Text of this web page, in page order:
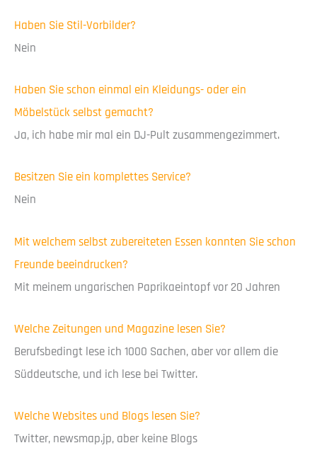
Haben Sie Stil-Vorbilder?
Nein
Haben Sie schon einmal ein Kleidungs- oder ein
Möbelstück selbst gemacht?
Ja, ich habe mir mal ein DJ-Pult zusammengezimmert.
Besitzen Sie ein komplettes Service?
Nein
Mit welchem selbst zubereiteten Essen konnten Sie schon
Freunde beeindrucken?
Mit meinem ungarischen Paprikaeintopf vor 20 Jahren
Welche Zeitungen und Magazine lesen Sie?
Berufsbedingt lese ich 1000 Sachen, aber vor allem die
Süddeutsche, und ich lese bei Twitter.
Welche Websites und Blogs lesen Sie?
Twitter, newsmap.jp, aber keine Blogs